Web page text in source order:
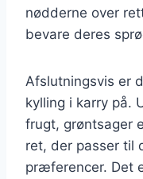
nødderne over
bevare deres
Afslutningsvis er
kylling i karry på.
frugt, grøntsager
ret, der passer til
præferencer. Det